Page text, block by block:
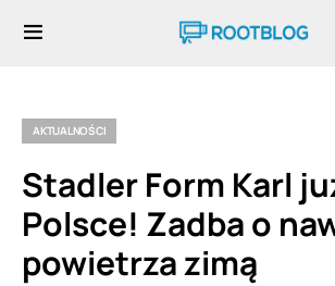
AKTUALNOŚCI
Stadler Form Karl
Polsce! Zadba o
powietrza zimą